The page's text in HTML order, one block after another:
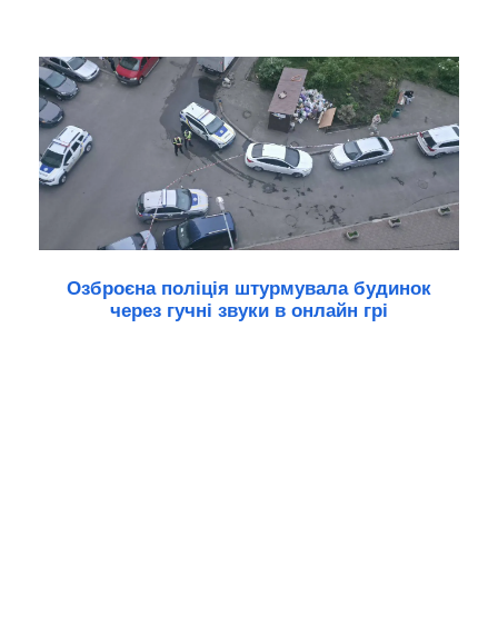
Озброєна поліція штурмувала будинок
через гучні звуки в онлайн грі